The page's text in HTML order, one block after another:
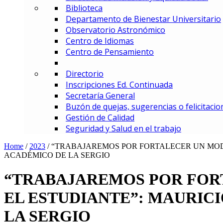
MAF – Maestría en
MAGD – Maestría en Analítica y
MCI – Maestría en Comercio
MDEMEC – Maestría en
MGCS – Maestría en Gerencia
Maestría en Gerencia
MGIED – Maestría en Gestión
MGE – Maestría en Gestión
ESPECIALIZACIONES
Especialización en Comercio
Especialización en Gerencia de
Especialización en Gerencia
Especialización en Gerencia
Especialización en Gerencia
Biblioteca
Departamento de Bienestar Universitario
Observatorio Astronómico
Centro de Idiomas
Centro de Pensamiento
Directorio
Inscripciones Ed. Continuada
Secretaría General
Buzón de quejas, sugerencias o
Gestión de Calidad
Seguridad y Salud en el trabajo
Home / 2023 /“TRABAJAREMOS POR FORTALECER UN
ACADÉMICO DE LA SERGIO
“TRABAJAREMOS POR
EL ESTUDIANTE”:
LA SERGIO